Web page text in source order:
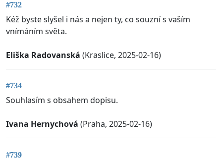
#732
Kéž byste slyšel i nás a nejen ty, co souzní s vaším
vnímáním světa.
Eliška Radovanská (Kraslice, 2025-02-16)
#734
Souhlasím s obsahem dopisu.
Ivana Hernychová (Praha, 2025-02-16)
#739